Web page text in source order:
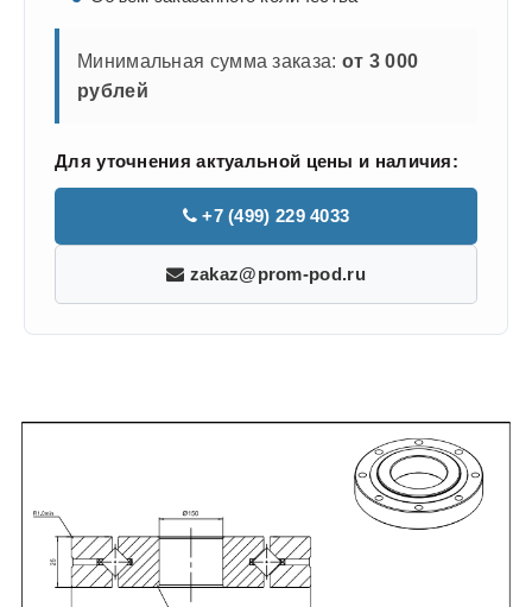
Минимальная сумма заказа: от 3 000
рублей
Для уточнения актуальной цены и наличия:
+7 (499) 229 4033
zakaz@prom-pod.ru